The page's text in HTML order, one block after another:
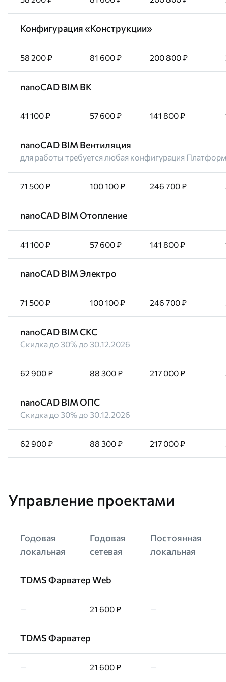
Конфигурация «Конструкции»
58 200 ₽ 81 600 ₽ 200 800 ₽
nanoCAD BIM ВК
41 100 ₽ 57 600 ₽ 141 800 ₽
nanoCAD BIM Вентиляция
для работы требуется любая конфигурация
71 500 ₽ 100 100 ₽ 246 700 ₽
nanoCAD BIM Отопление
41 100 ₽ 57 600 ₽ 141 800 ₽
nanoCAD BIM Электро
71 500 ₽ 100 100 ₽ 246 700 ₽
nanoCAD BIM СКС
Скидка до 30% до 30.12.2026
62 900 ₽ 88 300 ₽ 217 000 ₽
nanoCAD BIM ОПС
Скидка до 30% до 30.12.2026
62 900 ₽ 88 300 ₽ 217 000 ₽
Управление проектами
Годовая
локальная
Годовая
сетевая
Постоянная
локальная
TDMS Фарватер Web
— 21 600 ₽ —
TDMS Фарватер
— 21 600 ₽ —